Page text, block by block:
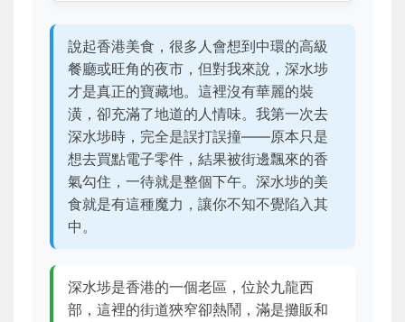
說起香港美食，很多人會想到中環的高級
餐廳或旺角的夜市，但對我來說，深水埗
才是真正的寶藏地。這裡沒有華麗的裝
潢，卻充滿了地道的人情味。我第一次去
深水埗時，完全是誤打誤撞——原本只是
想去買點電子零件，結果被街邊飄來的香
氣勾住，一待就是整個下午。深水埗的美
食就是有這種魔力，讓你不知不覺陷入其
中。
深水埗是香港的一個老區，位於九龍西
部，這裡的街道狹窄卻熱鬧，滿是攤販和